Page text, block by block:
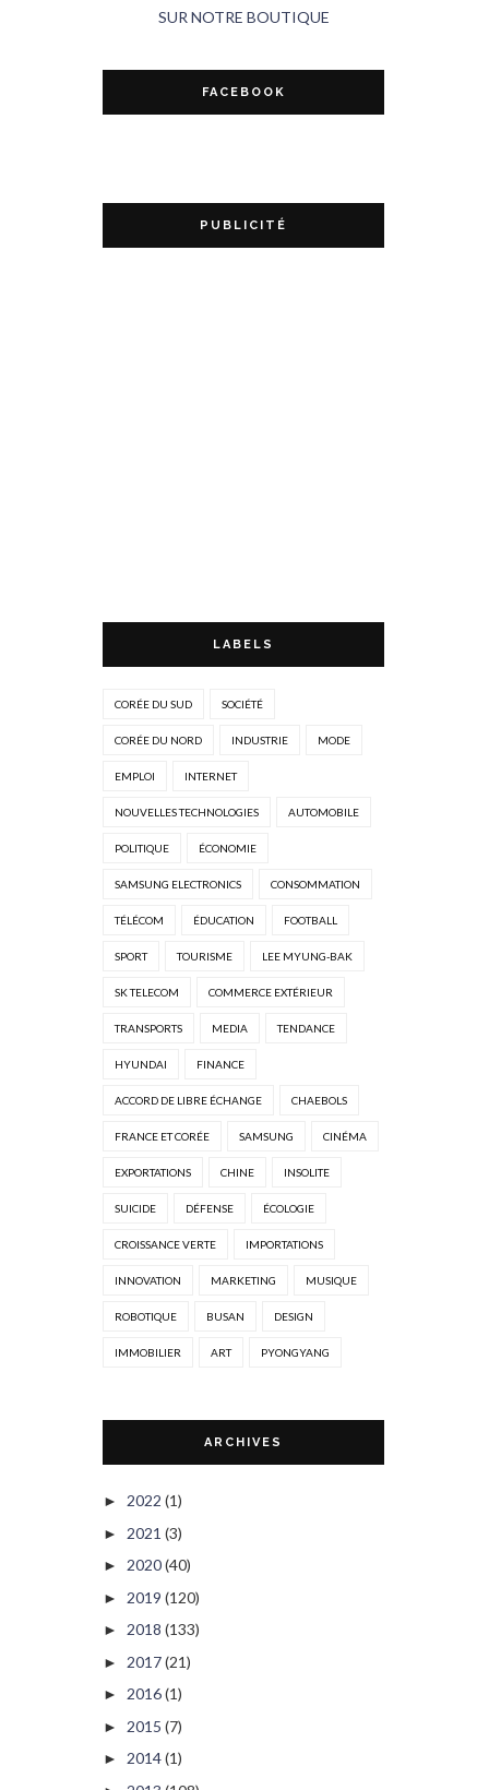
SUR NOTRE BOUTIQUE
FACEBOOK
PUBLICITÉ
LABELS
CORÉE DU SUD SOCIÉTÉ
CORÉE DU NORD INDUSTRIE MODE
EMPLOI INTERNET
NOUVELLES TECHNOLOGIES AUTOMOBILE
POLITIQUE ÉCONOMIE
SAMSUNG ELECTRONICS CONSOMMATION
TÉLÉCOM ÉDUCATION FOOTBALL
SPORT TOURISME LEE MYUNG-BAK
SK TELECOM COMMERCE EXTÉRIEUR
TRANSPORTS MEDIA TENDANCE
HYUNDAI FINANCE
ACCORD DE LIBRE ÉCHANGE CHAEBOLS
FRANCE ET CORÉE SAMSUNG CINÉMA
EXPORTATIONS CHINE INSOLITE
SUICIDE DÉFENSE ÉCOLOGIE
CROISSANCE VERTE IMPORTATIONS
INNOVATION MARKETING MUSIQUE
ROBOTIQUE BUSAN DESIGN
IMMOBILIER ART PYONGYANG
ARCHIVES
► 2022 (1)
► 2021 (3)
► 2020(40)
► 2019 (120)
► 2018 (133)
► 2017(21)
► 2016(1)
► 2015 (7)
► 2014(1)